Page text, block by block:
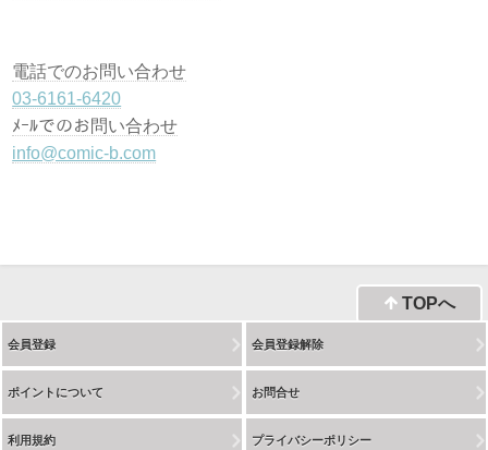
電話でのお問い合わせ
03-6161-6420
ﾒｰﾙでのお問い合わせ
info@comic-b.com
TOPへ
会員登録 会員登録解除
ポイントについて お問合せ
利用規約 プライバシーポリシー